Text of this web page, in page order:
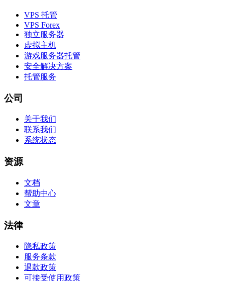
VPS 托管
VPS Forex
独立服务器
虚拟主机
游戏服务器托管
安全解决方案
托管服务
公司
关于我们
联系我们
系统状态
资源
文档
帮助中心
文章
法律
隐私政策
服务条款
退款政策
可接受使用政策